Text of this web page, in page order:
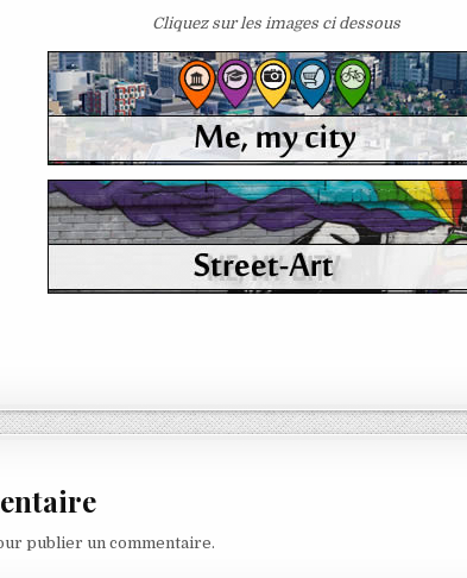
Cliquez sur les images ci dessous
publier un commentaire.